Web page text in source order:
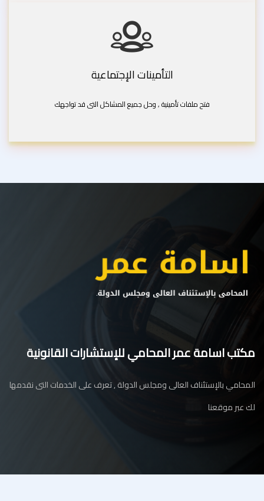
التأمينات الإجتماعية
فتح ملفات تأمينية , وحل جميع المشاكل التى قد تواجهك
مكتب اسامة عمر المحامي للإستشارات القانونية
المحامي بالإستئناف العالى ومجلس الدولة , تعرف على الخدمات التى نقدمها
لك عبر موقعنا